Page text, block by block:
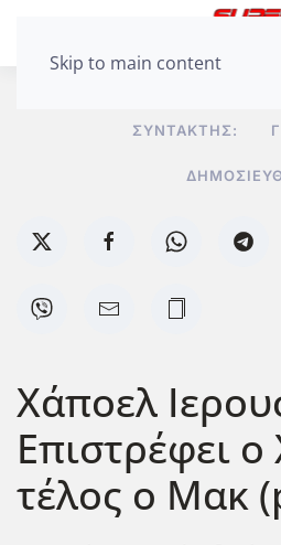
Skip to main content
ΣΥΝΤΆΚΤΗΣ:
Χάποελ
Επιστρέφει
τέλος ο Μακ